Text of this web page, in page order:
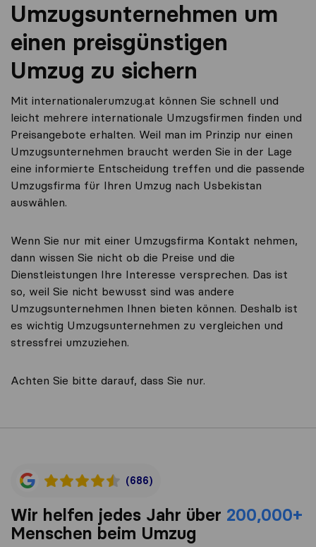
Umzugsunternehmen um
einen preisgünstigen
Umzug zu sichern
Mit internationalerumzug.at können Sie schnell und
leicht mehrere internationale Umzugsfirmen finden und
Preisangebote erhalten. Weil man im Prinzip nur einen
Umzugsunternehmen braucht werden Sie in der Lage
eine informierte Entscheidung treffen und die passende
Umzugsfirma für Ihren Umzug nach Usbekistan
auswählen.
Wenn Sie nur mit einer Umzugsfirma Kontakt nehmen,
dann wissen Sie nicht ob die Preise und die
Dienstleistungen Ihre Interesse versprechen. Das ist
so, weil Sie nicht bewusst sind was andere
Umzugsunternehmen Ihnen bieten können. Deshalb ist
es wichtig Umzugsunternehmen zu vergleichen und
stressfrei umzuziehen.
Achten Sie bitte darauf, dass Sie nur.
(686)
Wir helfen jedes Jahr über 200,000+
Menschen beim Umzug